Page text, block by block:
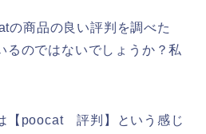
の商品の良い評判を調べた
るのではないでしょうか？私
【poocat 評判】という感じ